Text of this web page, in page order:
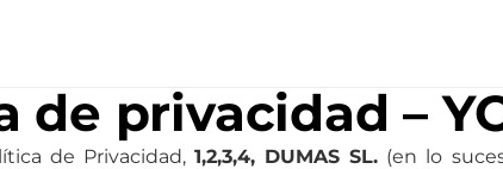
de privacidad –
de Privacidad,1,2,3,4, DUMAS SL. (en lo